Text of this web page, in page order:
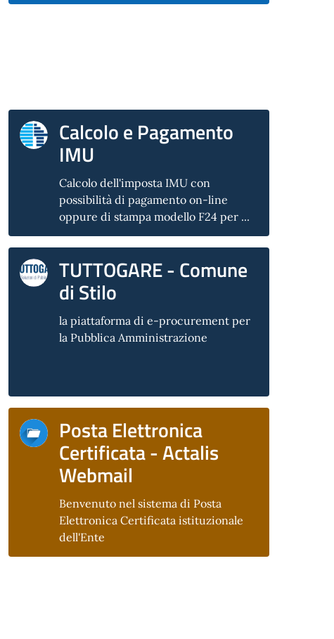
Calcolo e Pagamento
IMU
Calcolo dell'imposta IMU con
possibilità di pagamento on-line
oppure di stampa modello F24 per ...
TUTTOGARE - Comune
di Stilo
la piattaforma di e-procurement per
la Pubblica Amministrazione
Posta Elettronica
Certificata - Actalis
Webmail
Benvenuto nel sistema di Posta
Elettronica Certificata istituzionale
dell'Ente